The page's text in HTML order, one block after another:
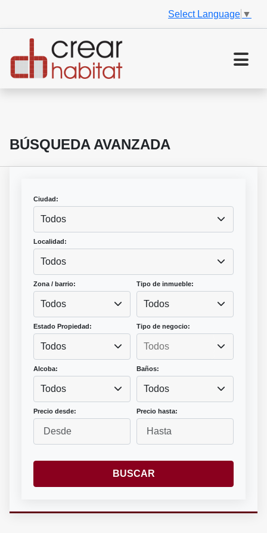
Select Language ▼
BÚSQUEDA AVANZADA
Ciudad:
Todos
Localidad:
Todos
Zona / barrio:
Todos
Tipo de inmueble:
Todos
Estado Propiedad:
Todos
Tipo de negocio:
Alcoba:
Todos
Baños:
Todos
Precio desde: Precio hasta:
BUSCAR